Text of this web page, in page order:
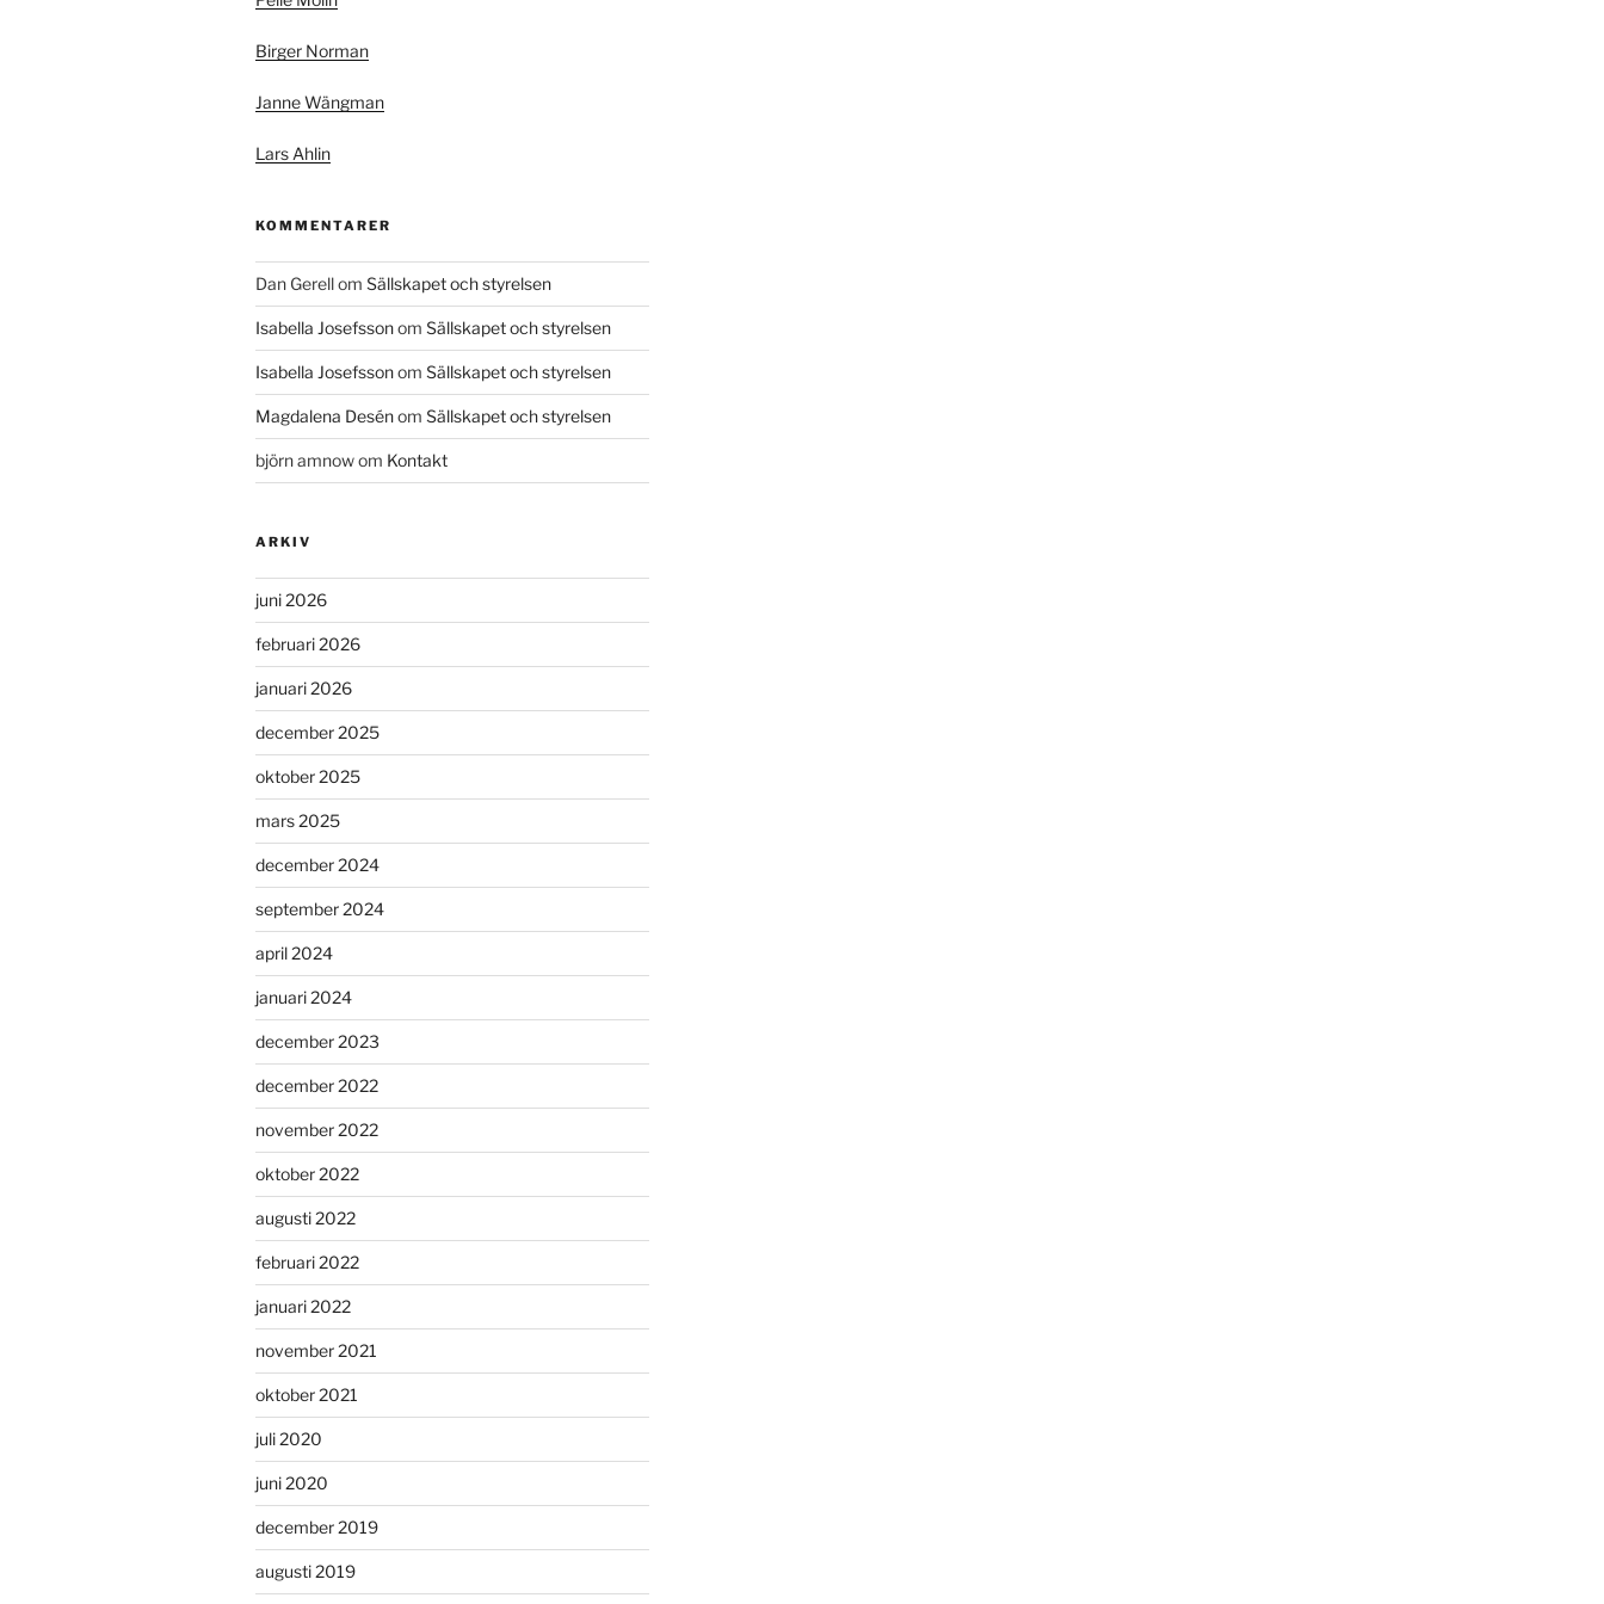
Birger Norman
Janne Wängman
Lars Ahlin
KOMMENTARER
Dan Gerellom Sällskapet och styrelsen
Isabella Josefssonom Sällskapet och styrelsen
Isabella Josefssonom Sällskapet och styrelsen
Magdalena Desénom Sällskapet och styrelsen
björn amnowom Kontakt
ARKIV
juni 2026
februari 2026
januari 2026
december 2025
oktober 2025
mars 2025
december 2024
september 2024
april 2024
januari 2024
december 2023
december 2022
november 2022
oktober 2022
augusti 2022
februari 2022
januari 2022
november 2021
oktober 2021
juli 2020
juni 2020
december 2019
augusti 2019